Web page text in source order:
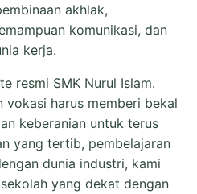
akhlak,
komunikasi, dan
kerja.
resmi SMK Nurul Islam.
vokasi harus memberi bekal
keberanian untuk terus
yang tertib, pembelajaran
dunia industri, kami
yang dekat dengan